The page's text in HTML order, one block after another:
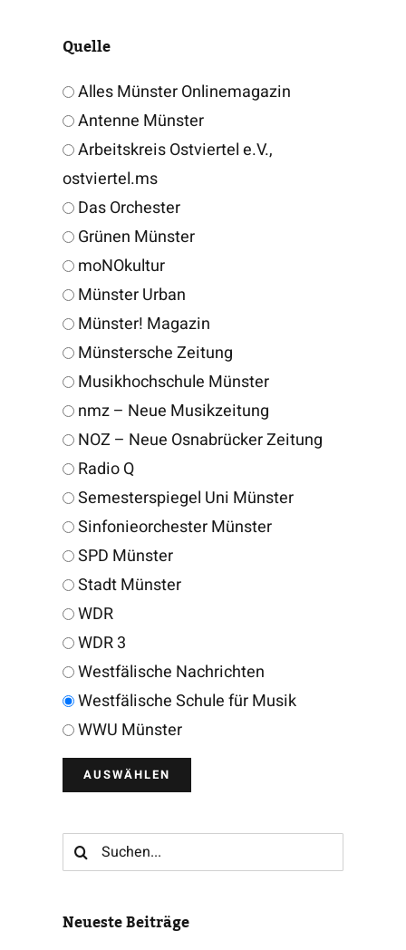
Quelle
Alles Münster Onlinemagazin
Antenne Münster
Arbeitskreis Ostviertel e.V.,
ostviertel.ms
Das Orchester
Grünen Münster
moNOkultur
Münster Urban
Münster! Magazin
Münstersche Zeitung
Musikhochschule Münster
nmz – Neue Musikzeitung
NOZ – Neue Osnabrücker Zeitung
Radio Q
Semesterspiegel Uni Münster
Sinfonieorchester Münster
SPD Münster
Stadt Münster
WDR
WDR 3
Westfälische Nachrichten
Westfälische Schule für Musik
WWU Münster
Suche
nach:
Neueste Beiträge